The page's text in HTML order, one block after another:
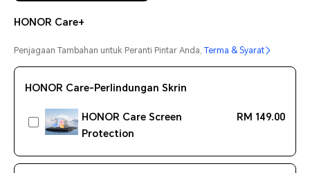
HONOR Care+
Penjagaan Tambahan untuk Peranti Pintar Anda, Terma & Syarat
HONOR Care-Perlindungan Skrin
HONOR Care Screen
Protection
RM 149.00